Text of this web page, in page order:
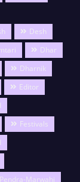
Desh
Dhar
Dharnik
Editor
Festivals
Marwahi